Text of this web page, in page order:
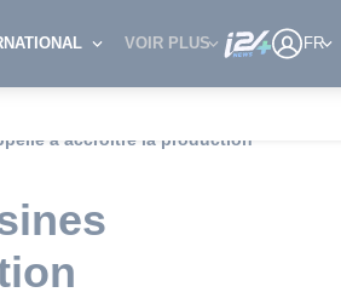
VOIR PLUS FR
à accroître la production